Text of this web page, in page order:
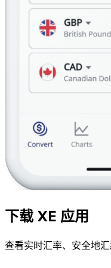
下载 XE 应用
查看实时汇率、安全地